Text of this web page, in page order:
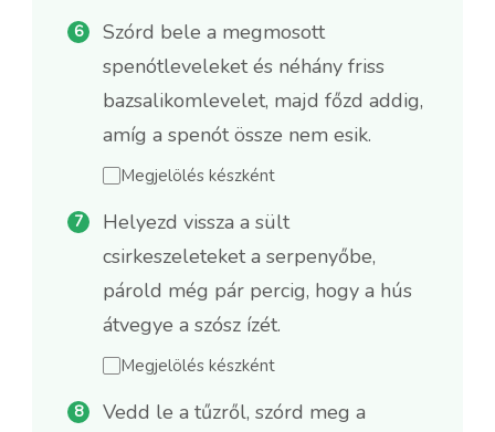
Szórd bele a megmosott
spenótleveleket és néhány friss
bazsalikomlevelet, majd főzd addig,
amíg a spenót össze nem esik.
Megjelölés készként
Helyezd vissza a sült
csirkeszeleteket a serpenyőbe,
párold még pár percig, hogy a hús
átvegye a szósz ízét.
Megjelölés készként
Vedd le a tűzről, szórd meg a